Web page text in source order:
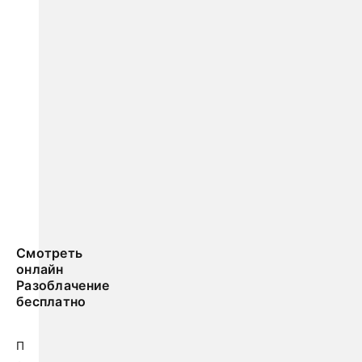
Смотреть
онлайн
Разоблачение
бесплатно
П